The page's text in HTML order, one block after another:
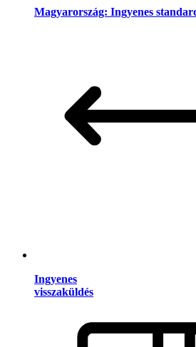
Magyarország: Ingyenes
Ingyenes
visszaküldés